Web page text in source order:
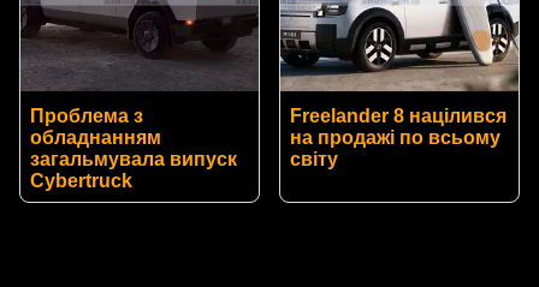
Проблема з
обладнанням
загальмувала випуск
Cybertruck
Freelander 8 націлився
на продажі по всьому
світу